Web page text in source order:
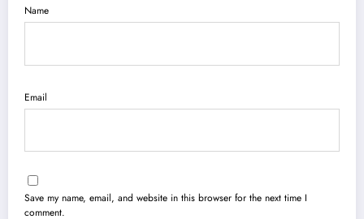
Name
Email
Save my name, email, and website in this browser for the next time I
comment.